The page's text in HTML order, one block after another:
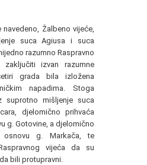
Žalbeno vijeće,
suca Agiusa i suca
razumno Raspravno
izvan razumne
grada bila izložena
napadima. Stoga
suprotno mišljenje suca
djelomično prihvaća
g. Gotovine, a djelomično
g. Markača, te
vijeća da su
bili protupravni.